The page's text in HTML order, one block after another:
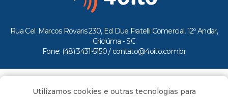
Rua Cel. Marcos Rovaris 230, Ed Due Fratelli Comercial, 12º Andar,
Criciúma - SC
Fone: (48) 3431-5150 / contato@4oito.com.br
Todos os direitos reservados ao Portal 4oito
Utilizamos cookies e outras tecnologias para